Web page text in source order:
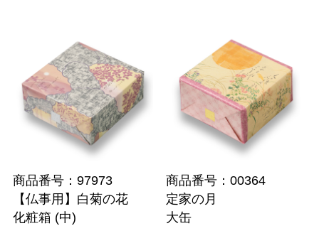
商品番号：97973
【仏事用】白菊の花
化粧箱 (中)
商品番号：00364
定家の月
大缶